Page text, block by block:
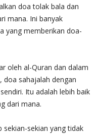
doa tolak bala dan
mana. Ini banyak
yang memberikan doa-
oleh al-Quran dan dalam
doa sahajalah dengan
Itu adalah lebih baik
dari mana.
sekian-sekian yang tidak